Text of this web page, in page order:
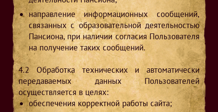
направление информационных сообщений,
связанных с образовательной деятельностью
Пансиона, при наличии согласия Пользователя
на получение таких сообщений.
4.2Обработка технических и автоматически
передаваемых данных Пользователей
осуществляется в целях:
обеспечения корректной работы сайта;